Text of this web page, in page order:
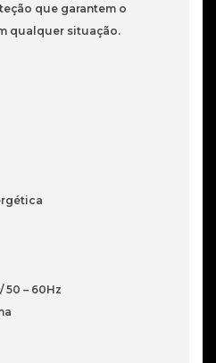
que garantem o
qualquer situação.
50 – 60Hz